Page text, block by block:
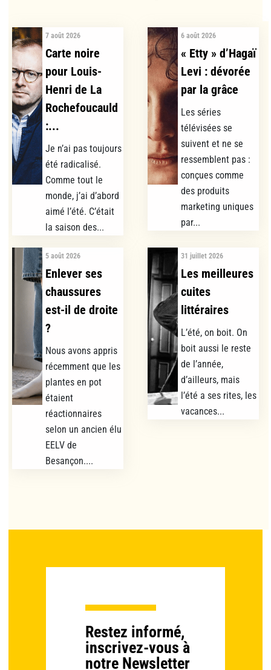
7 août 2026
Carte noire
pour Louis-
Henri de La
Rochefoucauld
:...
Je n’ai pas toujours
été radicalisé.
Comme tout le
monde, j’ai d’abord
aimé l’été. C’était
la saison des...
6 août 2026
« Etty » d’Hagaï
Levi : dévorée
par la grâce
Les séries
télévisées se
suivent et ne se
ressemblent pas :
conçues comme
des produits
marketing uniques
par...
5 août 2026
Enlever ses
chaussures
est-il de droite
?
Nous avons appris
récemment que les
plantes en pot
étaient
réactionnaires
selon un ancien élu
EELV de
Besançon....
31 juillet 2026
Les meilleures
cuites
littéraires
L’été, on boit. On
boit aussi le reste
de l’année,
d’ailleurs, mais
l’été a ses rites, les
vacances...
Restez informé,
inscrivez-vous à
notre Newsletter